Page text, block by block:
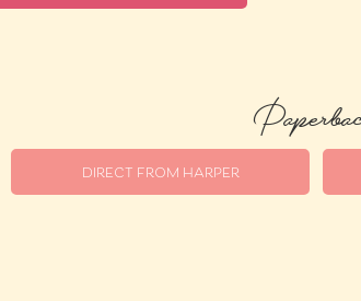
DIRECT FROM HARPER